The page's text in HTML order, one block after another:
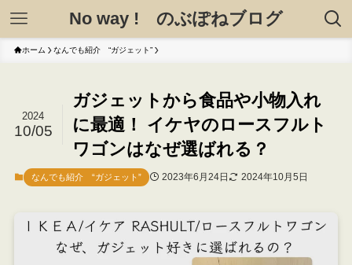
No way ! のぶぽねブログ
ホーム なんでも紹介 “ガジェット”
ガジェットから食品や小物入れ
に最適！ イケヤのロースフルト
ワゴンはなぜ選ばれる？
2024
10/05
なんでも紹介 “ガジェット” 2023年6月24日 2024年10月5日